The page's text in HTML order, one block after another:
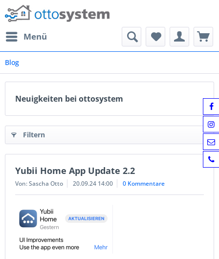
Menü
Blog
Neuigkeiten bei ottosystem
Filtern
Yubii Home App Update 2.2
Von: Sascha Otto 20.09.24 14:00 0 Kommentare